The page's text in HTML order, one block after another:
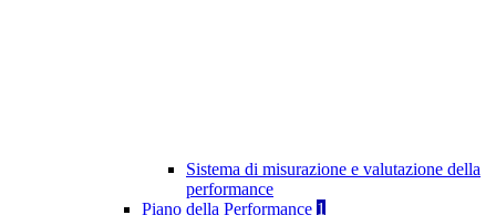
Sistema di misurazione e valutazione della
performance
Piano della Performance 1